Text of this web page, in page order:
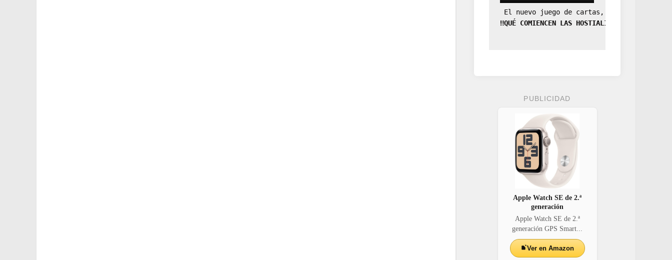
El nuevo juego de cartas, la expansión
‼️QUÉ COMIENCEN LAS HOSTIALIDADES‼️
PUBLICIDAD
Apple Watch SE de 2.ª
generación
Apple Watch SE de 2.ª
generación GPS Smart...
Ver en Amazon